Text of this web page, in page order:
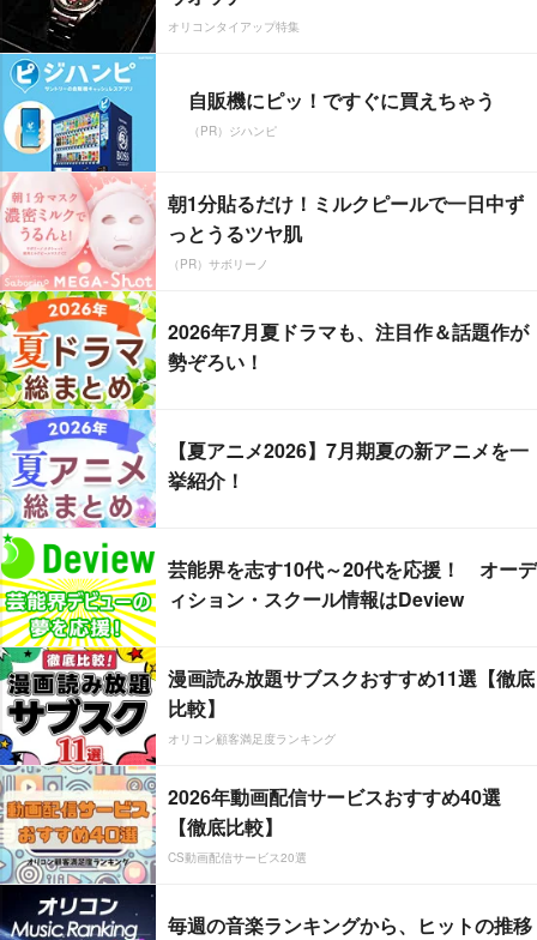
オリコンタイアップ特集
自販機にピッ！ですぐに買えちゃう
（PR）ジハンピ
朝1分貼るだけ！ミルクピールで一日中ず
っとうるツヤ肌
（PR）サボリーノ
2026年7月夏ドラマも、注目作＆話題作が
勢ぞろい！
【夏アニメ2026】7月期夏の新アニメを一
挙紹介！
芸能界を志す10代～20代を応援！ オーデ
ィション・スクール情報はDeview
漫画読み放題サブスクおすすめ11選【徹底
比較】
オリコン顧客満足度ランキング
2026年動画配信サービスおすすめ40選
【徹底比較】
CS動画配信サービス20選
毎週の音楽ランキングから、ヒットの推移